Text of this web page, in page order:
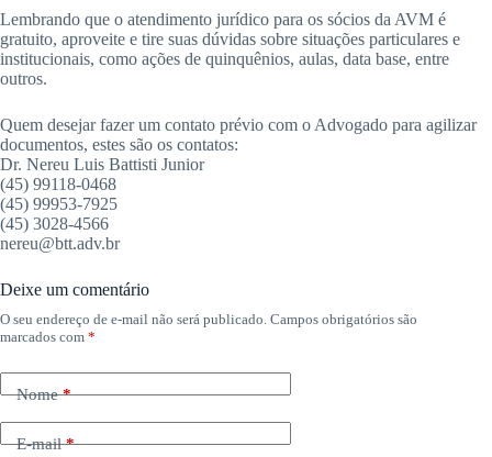
Lembrando que o atendimento jurídico para os sócios da AVM é
gratuito, aproveite e tire suas dúvidas sobre situações particulares e
institucionais, como ações de quinquênios, aulas, data base, entre
outros.
Quem desejar fazer um contato prévio com o Advogado para agilizar
documentos, estes são os contatos:
Dr. Nereu Luis Battisti Junior
(45) 99118-0468
(45) 99953-7925
(45) 3028-4566
nereu@btt.adv.br
Deixe um comentário
O seu endereço de e-mail não será publicado. Campos obrigatórios são
marcados com *
Nome*
E-mail*